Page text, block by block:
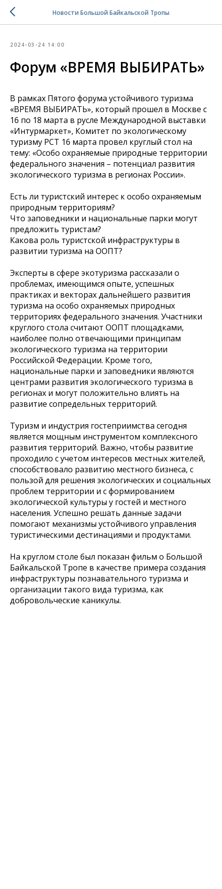
Новости Большой Байкальской Тропы
2024-03-24 14:00
Форум «ВРЕМЯ ВЫБИРАТЬ»
В рамках Пятого форума устойчивого туризма
«ВРЕМЯ ВЫБИРАТЬ», который прошел в Москве с
16 по 18 марта в русле Международной выставки
«Интурмаркет», Комитет по экологическому
туризму РСТ 16 марта провел круглый стол на
тему: «Особо охраняемые природные территории
федерального значения – потенциал развития
экологического туризма в регионах России».
Есть ли туристский интерес к особо охраняемым
природным территориям?
Что заповедники и национальные парки могут
предложить туристам?
Какова роль туристской инфраструктуры в
развитии туризма на ООПТ?
Эксперты в сфере экотуризма рассказали о
проблемах, имеющимся опыте, успешных
практиках и векторах дальнейшего развития
туризма на особо охраняемых природных
территориях федерального значения. Участники
круглого стола считают ООПТ площадками,
наиболее полно отвечающими принципам
экологического туризма на территории
Российской Федерации. Кроме того,
национальные парки и заповедники являются
центрами развития экологического туризма в
регионах и могут положительно влиять на
развитие сопредельных территорий.
Туризм и индустрия гостеприимства сегодня
является мощным инструментом комплексного
развития территорий. Важно, чтобы развитие
проходило с учетом интересов местных жителей,
способствовало развитию местного бизнеса, с
пользой для решения экологических и социальных
проблем территории и с формированием
экологической культуры у гостей и местного
населения. Успешно решать данные задачи
помогают механизмы устойчивого управления
туристическими дестинациями и продуктами.
На круглом столе был показан фильм о Большой
Байкальской Тропе в качестве примера создания
инфраструктуры познавательного туризма и
организации такого вида туризма, как
добровольческие каникулы.